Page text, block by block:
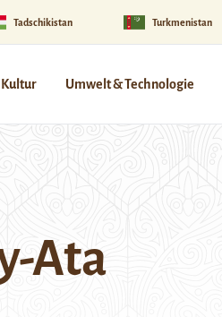
Tadschikistan Turkmenistan
Kultur Umwelt & Technologie
Ata